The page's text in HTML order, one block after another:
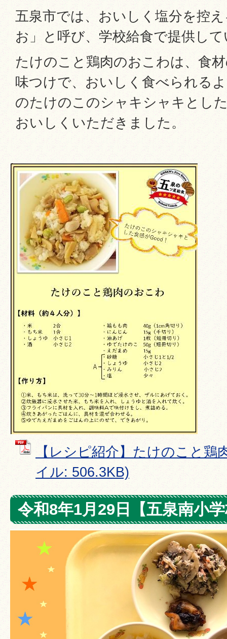
五泉市では、おいしく塩分を控
お」と呼び、学校給食で提供し
たけのこと鶏肉のおこわは、食
味つけで、おいしく食べられる
のたけのこのシャキシャキとし
おいしくいただきました。
【レシピ紹介】たけのこと
イル: 506.3KB)
令和8年1月29日【五泉南小